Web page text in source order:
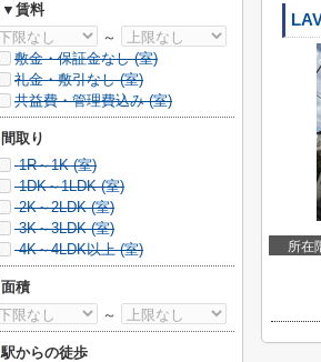
所在
▼賃料
～
敷金・保証金なし (室)
礼金・敷引なし (室)
共益費・管理費込み (室)
間取り
1R～1K (室)
1DK～1LDK (室)
2K～2LDK (室)
3K～3LDK (室)
4K～4LDK以上 (室)
面積
～
駅からの徒歩